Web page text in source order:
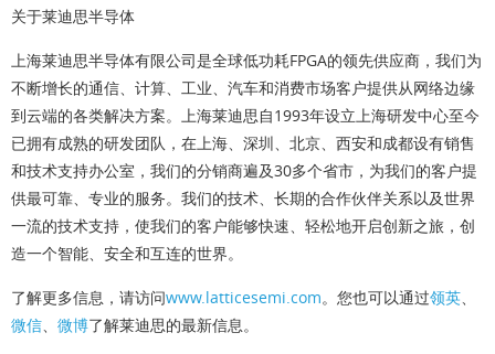
关于莱迪思半导体
上海莱迪思半导体有限公司是全球低功耗FPGA的领先供应商，我们为
不断增长的通信、计算、工业、汽车和消费市场客户提供从网络边缘
到云端的各类解决方案。上海莱迪思自1993年设立上海研发中心至今
已拥有成熟的研发团队，在上海、深圳、北京、西安和成都设有销售
和技术支持办公室，我们的分销商遍及30多个省市，为我们的客户提
供最可靠、专业的服务。我们的技术、长期的合作伙伴关系以及世界
一流的技术支持，使我们的客户能够快速、轻松地开启创新之旅，创
造一个智能、安全和互连的世界。
了解更多信息，请访问www.latticesemi.com。您也可以通过领英、
微信、 微博了解莱迪思的最新信息。